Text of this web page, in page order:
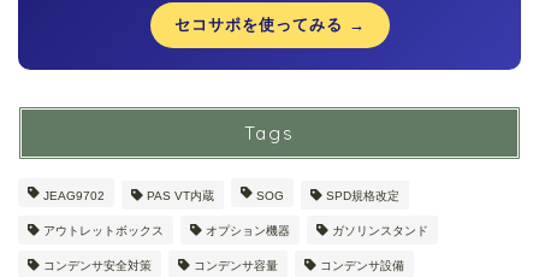
セコサポを使ってみる →
Tags
JEAG9702 PAS VT内蔵 SOG SPD規格改定
アウトレットボックス オプション機器 ガソリンスタンド
コンデンサ安全対策 コンデンサ容量 コンデンサ設備